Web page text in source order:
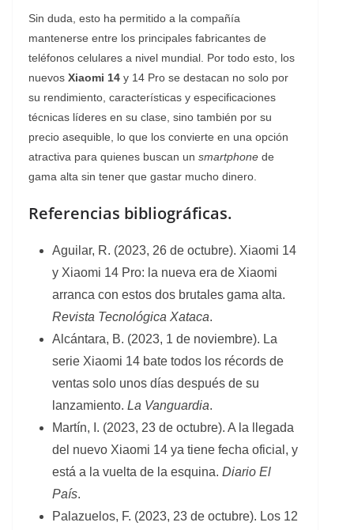
Sin duda, esto ha permitido a la compañía
mantenerse entre los principales fabricantes de
teléfonos celulares a nivel mundial. Por todo esto, los
nuevos Xiaomi 14 y 14 Pro se destacan no solo por
su rendimiento, características y especificaciones
técnicas líderes en su clase, sino también por su
precio asequible, lo que los convierte en una opción
atractiva para quienes buscan un smartphone de
gama alta sin tener que gastar mucho dinero.
Referencias bibliográficas.
Aguilar, R. (2023, 26 de octubre). Xiaomi 14
y Xiaomi 14 Pro: la nueva era de Xiaomi
arranca con estos dos brutales gama alta.
Revista Tecnológica Xataca.
Alcántara, B. (2023, 1 de noviembre). La
serie Xiaomi 14 bate todos los récords de
ventas solo unos días después de su
lanzamiento. La Vanguardia.
Martín, I. (2023, 23 de octubre). A la llegada
del nuevo Xiaomi 14 ya tiene fecha oficial, y
está a la vuelta de la esquina. Diario El
País.
Palazuelos, F. (2023, 23 de octubre). Los 12